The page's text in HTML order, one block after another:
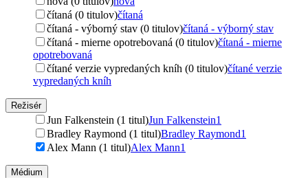
čítaná (0 titulov)čítaná
čítaná - výborný stav (0 titulov)čítaná - výborný stav
čítaná - mierne opotrebovaná (0 titulov)čítaná - mierne
opotrebovaná
čítané verzie vypredaných kníh (0 titulov)čítané verzie
vypredaných kníh
Režisér
Jun Falkenstein (1 titul)Jun Falkenstein1
Bradley Raymond (1 titul)Bradley Raymond1
Alex Mann (1 titul)Alex Mann1
Médium